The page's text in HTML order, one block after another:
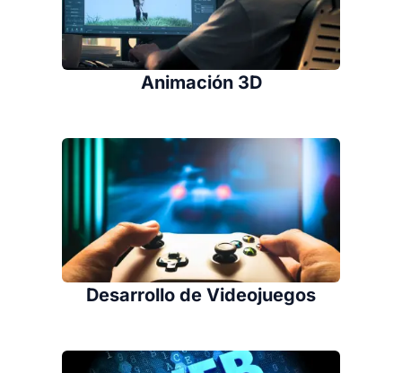
Animación 3D
Desarrollo de Videojuegos